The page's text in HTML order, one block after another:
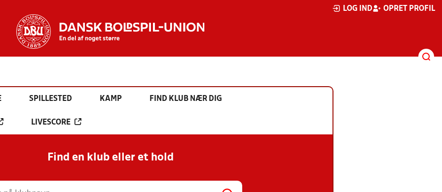
LOG IND OPRET PROFIL
SPILLESTED KAMP FIND KLUB NÆR DIG
LIVESCORE
Find en klub eller et hold